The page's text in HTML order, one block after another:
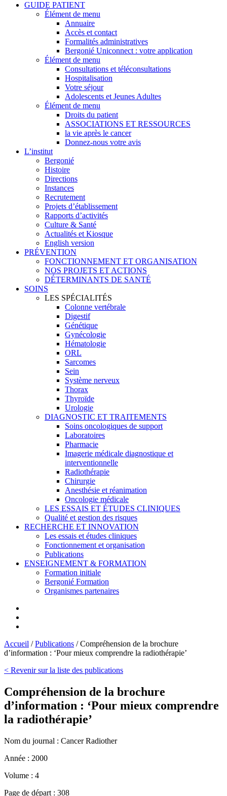
GUIDE PATIENT
Élément de menu
Annuaire
Accès et contact
Formalités administratives
Bergonié Uniconnect : votre application
Élément de menu
Consultations et téléconsultations
Hospitalisation
Votre séjour
Adolescents et Jeunes Adultes
Élément de menu
Droits du patient
ASSOCIATIONS ET RESSOURCES
la vie après le cancer
Donnez-nous votre avis
L’institut
Bergonié
Histoire
Directions
Instances
Recrutement
Projets d’établissement
Rapports d’activités
Culture & Santé
Actualités et Kiosque
English version
PRÉVENTION
FONCTIONNEMENT ET ORGANISATION
NOS PROJETS ET ACTIONS
DÉTERMINANTS DE SANTÉ
SOINS
LES SPÉCIALITÉS
Colonne vertébrale
Digestif
Génétique
Gynécologie
Hématologie
ORL
Sarcomes
Sein
Système nerveux
Thorax
Thyroïde
Urologie
DIAGNOSTIC ET TRAITEMENTS
Soins oncologiques de support
Laboratoires
Pharmacie
Imagerie médicale diagnostique et
interventionnelle
Radiothérapie
Chirurgie
Anesthésie et réanimation
Oncologie médicale
LES ESSAIS ET ÉTUDES CLINIQUES
Qualité et gestion des risques
RECHERCHE ET INNOVATION
Les essais et études cliniques
Fonctionnement et organisation
Publications
ENSEIGNEMENT & FORMATION
Formation initiale
Bergonié Formation
Organismes partenaires
Accueil /Publications /Compréhension de la brochure
d’information : ‘Pour mieux comprendre la radiothérapie’
< Revenir sur la liste des publications
Compréhension de la brochure
d’information : ‘Pour mieux comprendre
la radiothérapie’
Nom du journal : Cancer Radiother
Année : 2000
Volume : 4
Page de départ : 308